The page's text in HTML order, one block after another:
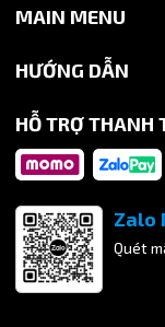
Liên hệ hotline
MAIN MENU
HƯỚNG DẪN
HỖ TRỢ THANH
Zalo
Quét